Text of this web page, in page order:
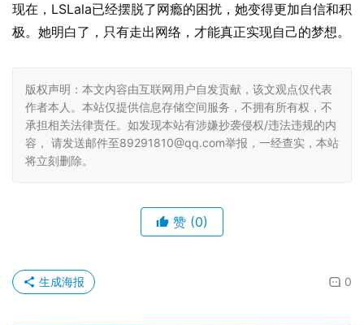
现在，LSLala已经摆脱了网瘾的困扰，她变得更加自信和积
极。她明白了，只有走出网络，才能真正实现自己的梦想。
版权声明：本文内容由互联网用户自发贡献，该文观点仅代表
作者本人。本站仅提供信息存储空间服务，不拥有所有权，不
承担相关法律责任。如发现本站有涉嫌抄袭侵权/违法违规的内
容， 请发送邮件至89291810@qq.com举报，一经查实，本站
将立刻删除。
赞 (0)
0
生成海报